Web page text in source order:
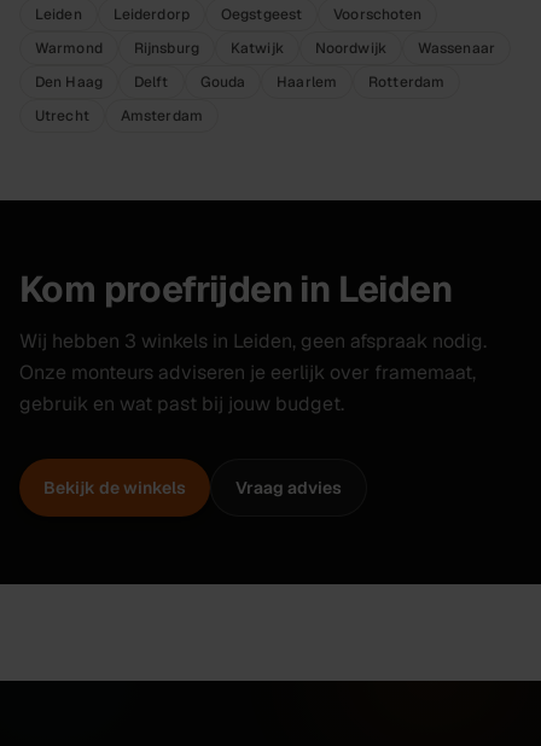
Leiden Leiderdorp Oegstgeest
Voorschoten
Warmond
Rijnsburg Katwijk Noordwijk
Wassenaar
Den Haag
Delft Gouda Haarlem
Rotterdam
Utrecht
Amsterdam
Kom proefrijden in Leiden
Wij hebben 3 winkels in Leiden, geen afspraak nodig.
Onze monteurs adviseren je eerlijk over framemaat,
gebruik en wat past bij jouw budget.
Bekijk de winkels Vraag advies